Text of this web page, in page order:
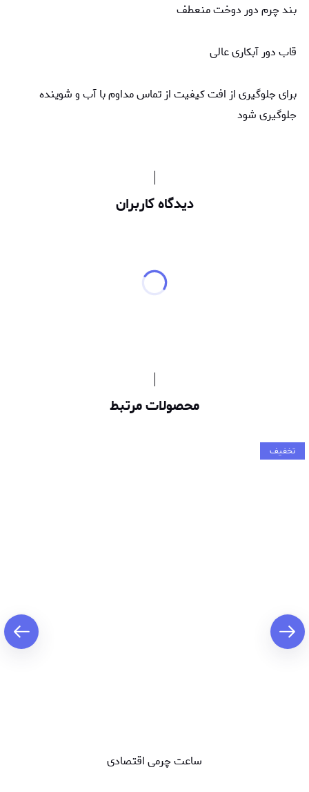
بند چرم دور دوخت منعطف
قاب دور آبکاری عالی
برای جلوگیری از افت کیفیت از تماس مداوم با آب و شوینده
جلوگیری شود
دیدگاه کاربران
محصولات مرتبط
تخفیف
ساعت چرمی اقتصادی